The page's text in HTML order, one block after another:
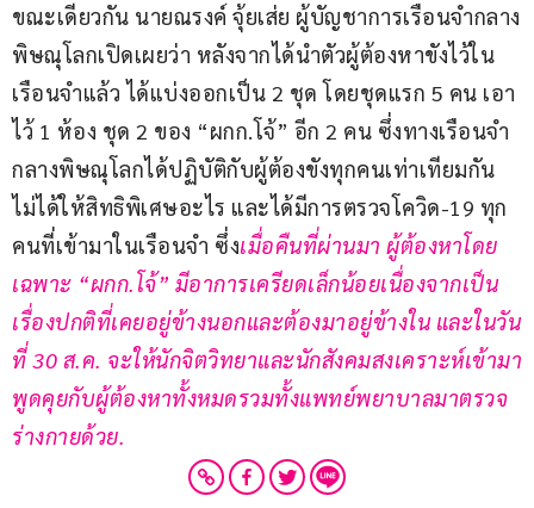
ขณะเดียวกัน นายณรงค์ จุ้ยเส่ย ผู้บัญชาการเรือนจำกลาง
พิษณุโลกเปิดเผยว่า หลังจากได้นำตัวผู้ต้องหาขังไว้ใน
เรือนจำแล้ว ได้แบ่งออกเป็น 2 ชุด โดยชุดแรก 5 คน เอา
ไว้ 1 ห้อง ชุด 2 ของ “ผกก.โจ้” อีก 2 คน ซึ่งทางเรือนจำ
กลางพิษณุโลกได้ปฏิบัติกับผู้ต้องขังทุกคนเท่าเทียมกัน
ไม่ได้ให้สิทธิพิเศษอะไร และได้มีการตรวจโควิด-19 ทุก
คนที่เข้ามาในเรือนจำ ซึ่งเมื่อคืนที่ผ่านมา ผู้ต้องหาโดย
เฉพาะ “ผกก.โจ้” มีอาการเครียดเล็กน้อยเนื่องจากเป็น
เรื่องปกติที่เคยอยู่ข้างนอกและต้องมาอยู่ข้างใน และในวัน
ที่ 30 ส.ค. จะให้นักจิตวิทยาและนักสังคมสงเคราะห์เข้ามา
พูดคุยกับผู้ต้องหาทั้งหมดรวมทั้งแพทย์พยาบาลมาตรวจ
ร่างกายด้วย.